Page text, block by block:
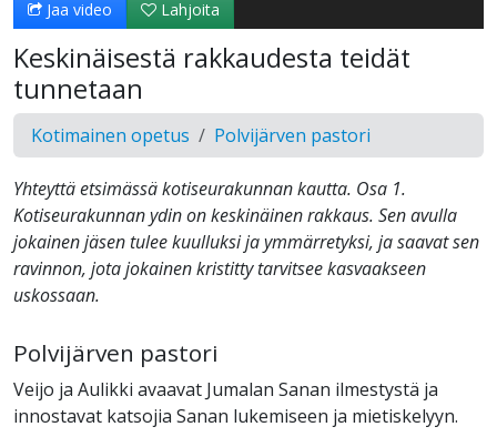
Jaa video Lahjoita
Keskinäisestä rakkaudesta teidät
tunnetaan
Kotimainen opetus Polvijärven pastori
Yhteyttä etsimässä kotiseurakunnan kautta. Osa 1.
Kotiseurakunnan ydin on keskinäinen rakkaus. Sen avulla
jokainen jäsen tulee kuulluksi ja ymmärretyksi, ja saavat sen
ravinnon, jota jokainen kristitty tarvitsee kasvaakseen
uskossaan.
Polvijärven pastori
Veijo ja Aulikki avaavat Jumalan Sanan ilmestystä ja
innostavat katsojia Sanan lukemiseen ja mietiskelyyn.